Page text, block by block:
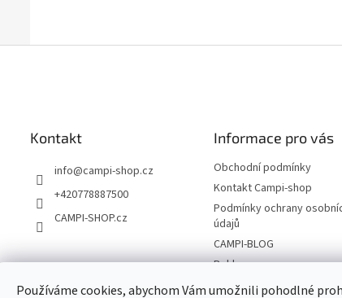
Používáme cookies, abychom Vám umožnili pohodlné
Kontakt
info@campi-shop.cz
+420778887500
CAMPI-SHOP.cz
Informace pro vás
Obchodní podmínky
Kontakt Campi-shop
Podmínky ochrany
údajů
CAMPI-BLOG
Reklamace
Vrácení zboží